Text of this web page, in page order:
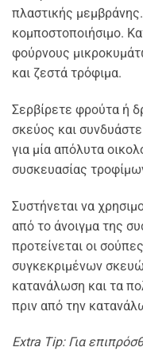
πλαστικής
κομποστοποιήσιμο.
φούρνους
και ζεστά τρόφιμα.
Σερβίρετε φρούτα ή
σκεύος και
για μία απόλυτα
συσκευασίας
Συστήνεται να
από το άνοιγμα της
προτείνεται οι
συγκεκριμένων
κατανάλωση και τα
πριν από την
Extra Tip: Για